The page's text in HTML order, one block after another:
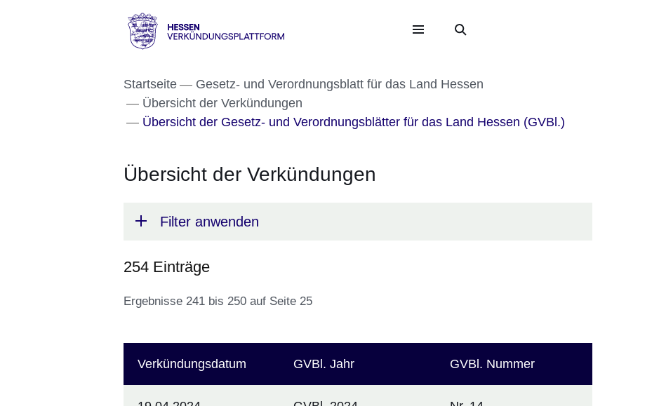
Direkt zum Kopf der Seite
Direkt zum Inhalt
Direkt zum Fuß der Seite
-
Verkündungsplattform
Startseite
Gesetz- und Verordnungsblatt für das Land Hessen
Übersicht der Verkündungen
Übersicht der Gesetz- und Verordnungsblätter für das Land Hessen (GVBl.)
Übersicht der Verkündungen
Filter anwenden
254 Einträge
Ergebnisse 241 bis 250 auf Seite 25
:254
Verkündungsdatum absteigendGVBl. Jahr GVBl. Nummer